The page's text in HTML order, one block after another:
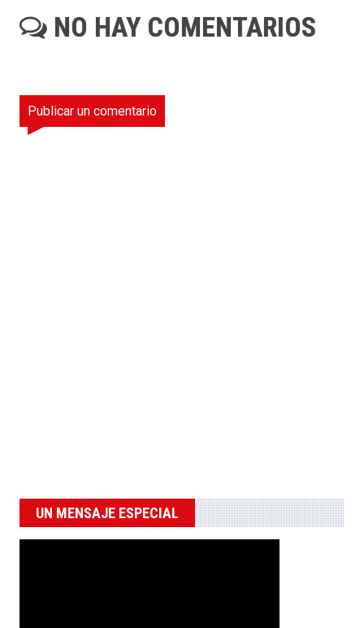
NO HAY COMENTARIOS
Publicar un comentario
UN MENSAJE ESPECIAL